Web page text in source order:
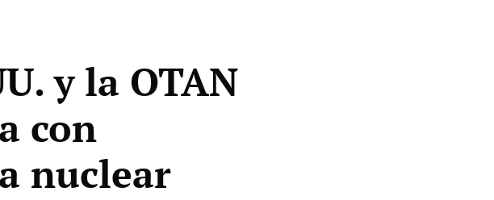
y la OTAN
con
nuclear